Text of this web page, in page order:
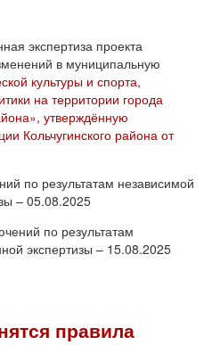
экспертиза проекта
в муниципальную
культуры и спорта,
на территории города
утверждённую
Кольчугинского района от
по результатам независимой
– 05.08.2025
по результатам
экспертизы – 15.08.2025
правила